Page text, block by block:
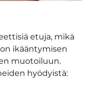
etuja, mikä
ikääntymisen
muotoiluun.
hyödyistä: